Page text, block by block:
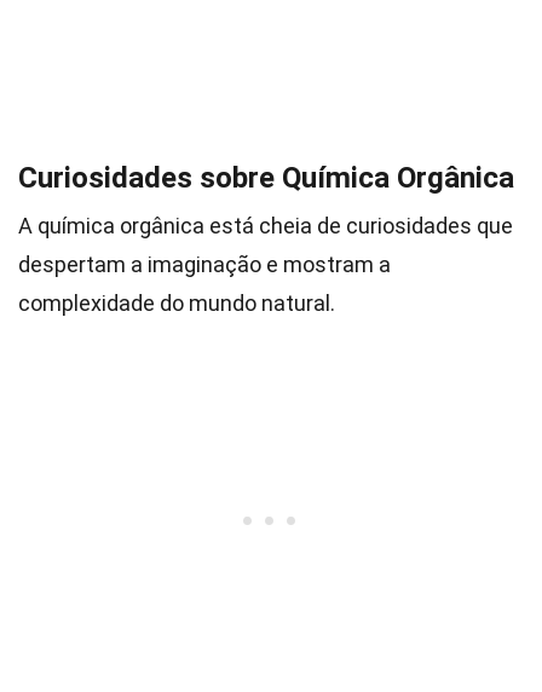
Curiosidades sobre Química Orgânica
A química orgânica está cheia de curiosidades que
despertam a imaginação e mostram a
complexidade do mundo natural.